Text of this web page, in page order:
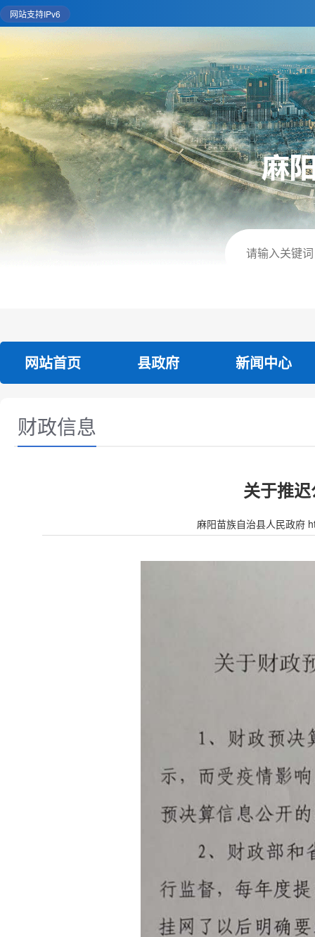
网站支持IPv6
网站首页 县政府 新闻中心
财政信息
关于推
麻阳苗族自治县人民政府